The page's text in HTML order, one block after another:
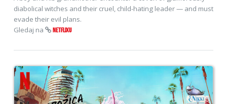
diabolical witches and their cruel, child-hating leader — and must
evade their evil plans.
Gledaj na
NETFLIXU